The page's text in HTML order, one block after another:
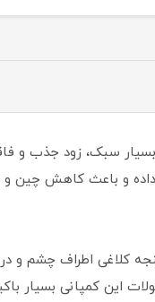
سبک، زود جذب و
و باعث کاهش چین
کلاغی اطراف چشم
این کمپانی بسیار